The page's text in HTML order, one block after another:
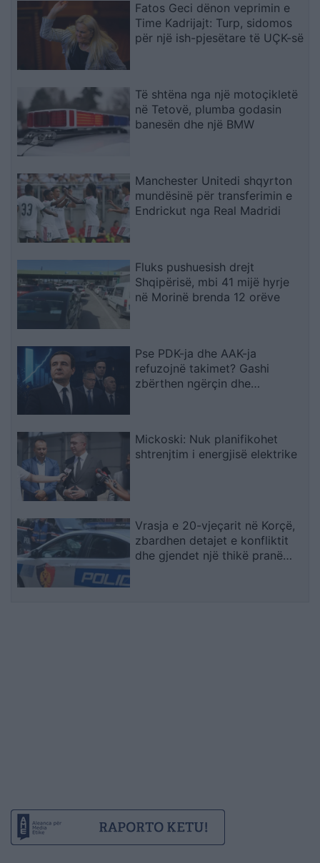
Fatos Geci dënon veprimin e
Time Kadrijajt: Turp, sidomos
për një ish-pjesëtare të UÇK-së
Të shtëna nga një motoçikletë
në Tetovë, plumba godasin
banesën dhe një BMW
Manchester Unitedi shqyrton
mundësinë për transferimin e
Endrickut nga Real Madridi
Fluks pushuesish drejt
Shqipërisë, mbi 41 mijë hyrje
në Morinë brenda 12 orëve
Pse PDK-ja dhe AAK-ja
refuzojnë takimet? Gashi
zbërthen ngërçin dhe
Mickoski: Nuk planifikohet
shtrenjtim i energjisë elektrike
Vrasja e 20-vjeçarit në Korçë,
zbardhen detajet e konfliktit
dhe gjendet një thikë pranë